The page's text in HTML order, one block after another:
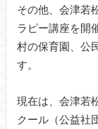
その他、会津若
ラピー講座を開
村の保育園、公
す。
現在は、会津若
クール（公益社